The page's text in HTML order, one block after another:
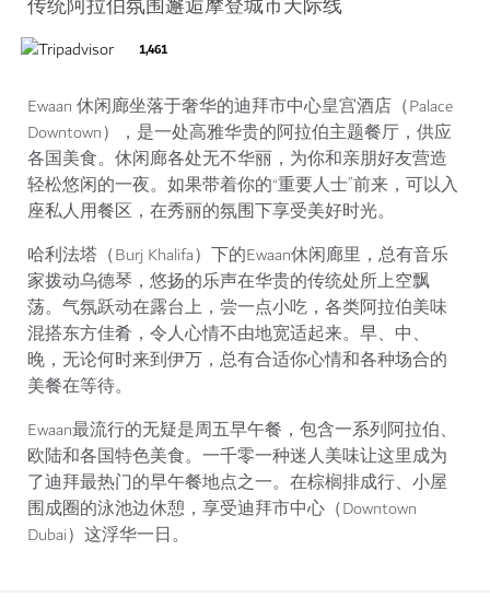
1,461
Ewaan 休闲廊坐落于奢华的迪拜市中心皇宫酒店（Palace
Downtown），是一处高雅华贵的阿拉伯主题餐厅，供应
各国美食。休闲廊各处无不华丽，为你和亲朋好友营造
轻松悠闲的一夜。如果带着你的“重要人士”前来，可以入
座私人用餐区，在秀丽的氛围下享受美好时光。
哈利法塔（Burj Khalifa）下的Ewaan休闲廊里，总有音乐
家拨动乌德琴，悠扬的乐声在华贵的传统处所上空飘
荡。气氛跃动在露台上，尝一点小吃，各类阿拉伯美味
混搭东方佳肴，令人心情不由地宽适起来。早、中、
晚，无论何时来到伊万，总有合适你心情和各种场合的
美餐在等待。
Ewaan最流行的无疑是周五早午餐，包含一系列阿拉伯、
欧陆和各国特色美食。一千零一种迷人美味让这里成为
了迪拜最热门的早午餐地点之一。在棕榈排成行、小屋
围成圈的泳池边休憩，享受迪拜市中心（Downtown
Dubai）这浮华一日。